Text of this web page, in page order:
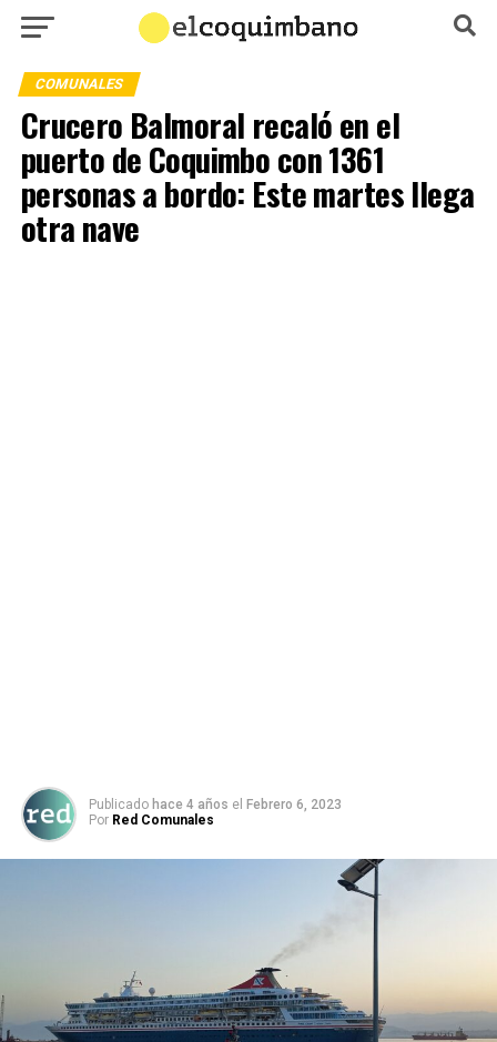
COMUNALES
Crucero Balmoral recaló en el
puerto de Coquimbo con 1361
personas a bordo: Este martes llega
otra nave
Publicado hace 4 años el Febrero 6, 2023
Por Red Comunales